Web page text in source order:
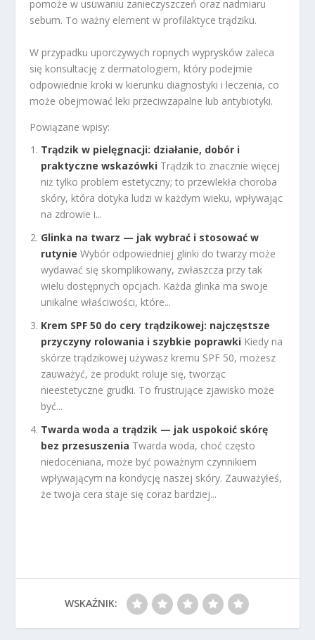
pomoże w usuwaniu zanieczyszczeń oraz nadmiaru
sebum. To ważny element w profilaktyce trądziku.
W przypadku uporczywych ropnych wyprysków zaleca
się konsultację z dermatologiem, który podejmie
odpowiednie kroki w kierunku diagnostyki i leczenia, co
może obejmować leki przeciwzapalne lub antybiotyki.
Powiązane wpisy:
Trądzik w pielęgnacji: działanie, dobór i
praktyczne wskazówki Trądzik to znacznie więcej
niż tylko problem estetyczny; to przewlekła choroba
skóry, która dotyka ludzi w każdym wieku, wpływając
na zdrowie i...
Glinka na twarz — jak wybrać i stosować w
rutynie Wybór odpowiedniej glinki do twarzy może
wydawać się skomplikowany, zwłaszcza przy tak
wielu dostępnych opcjach. Każda glinka ma swoje
unikalne właściwości, które...
Krem SPF 50 do cery trądzikowej: najczęstsze
przyczyny rolowania i szybkie poprawki Kiedy na
skórze trądzikowej używasz kremu SPF 50, możesz
zauważyć, że produkt roluje się, tworząc
nieestetyczne grudki. To frustrujące zjawisko może
być...
Twarda woda a trądzik — jak uspokoić skórę
bez przesuszenia Twarda woda, choć często
niedoceniana, może być poważnym czynnikiem
wpływającym na kondycję naszej skóry. Zauważyłeś,
że twoja cera staje się coraz bardziej...
WSKAŹNIK: